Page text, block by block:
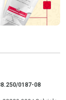
0187-08